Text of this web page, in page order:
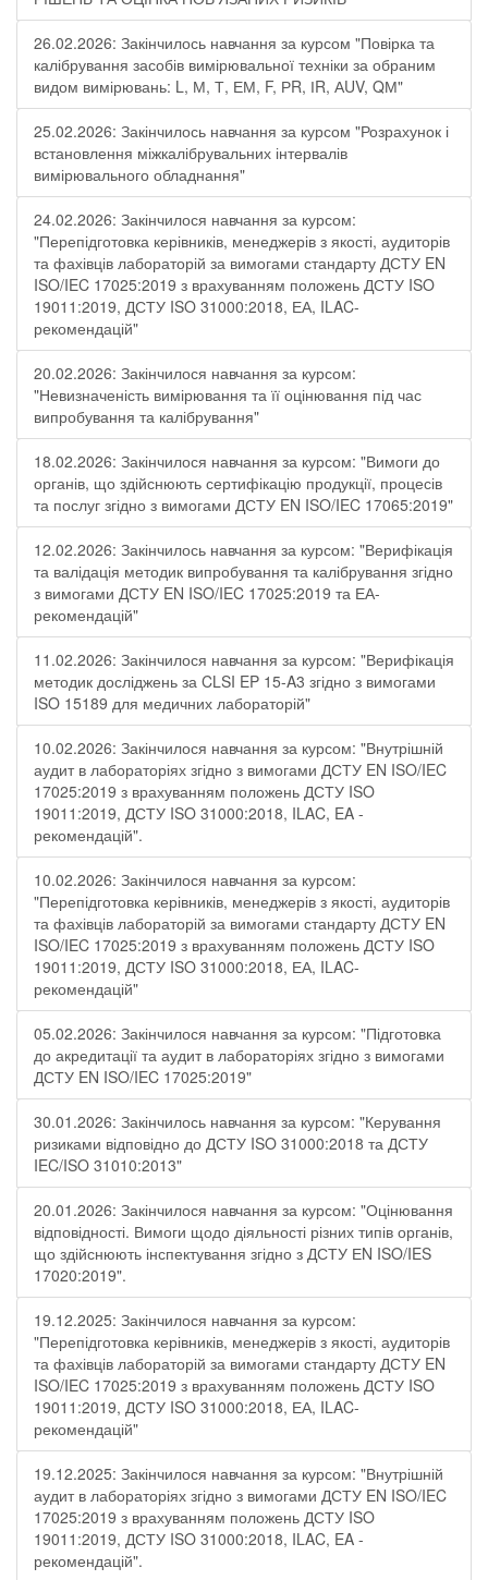
26.02.2026: Закінчилось навчання за курсом "Повірка та
калібрування засобів вимірювальної техніки за обраним
видом вимірювань: L, М, Т, ЕМ, F, РR, ІR, АUV, QМ"
25.02.2026: Закінчилось навчання за курсом "Розрахунок і
встановлення міжкалібрувальних інтервалів
вимірювального обладнання"
24.02.2026: Закінчилося навчання за курсом:
"Перепідготовка керівників, менеджерів з якості, аудиторів
та фахівців лабораторій за вимогами стандарту ДСТУ EN
ISO/IEC 17025:2019 з врахуванням положень ДСТУ ISO
19011:2019, ДСТУ ISO 31000:2018, ЕА, ILAC-
рекомендацій"
20.02.2026: Закінчилося навчання за курсом:
"Невизначеність вимірювання та її оцінювання під час
випробування та калібрування"
18.02.2026: Закінчилося навчання за курсом: "Вимоги до
органів, що здійснюють сертифікацію продукції, процесів
та послуг згідно з вимогами ДСТУ EN ISO/IEC 17065:2019"
12.02.2026: Закінчилось навчання за курсом: "Верифікація
та валідація методик випробування та калібрування згідно
з вимогами ДСТУ EN ISO/IEC 17025:2019 та ЕА-
рекомендацій"
11.02.2026: Закінчилося навчання за курсом: "Верифікація
методик досліджень за CLSI EP 15-A3 згідно з вимогами
ISO 15189 для медичних лабораторій"
10.02.2026: Закінчилося навчання за курсом: "Внутрішній
аудит в лабораторіях згідно з вимогами ДСТУ EN ISO/IEC
17025:2019 з врахуванням положень ДСТУ ISO
19011:2019, ДСТУ ISO 31000:2018, ILAC, EA -
рекомендацій".
10.02.2026: Закінчилося навчання за курсом:
"Перепідготовка керівників, менеджерів з якості, аудиторів
та фахівців лабораторій за вимогами стандарту ДСТУ EN
ISO/IEC 17025:2019 з врахуванням положень ДСТУ ISO
19011:2019, ДСТУ ISO 31000:2018, ЕА, ILAC-
рекомендацій"
05.02.2026: Закінчилося навчання за курсом: "Підготовка
до акредитації та аудит в лабораторіях згідно з вимогами
ДСТУ EN ISO/IEC 17025:2019"
30.01.2026: Закінчилось навчання за курсом: "Керування
ризиками відповідно до ДСТУ ISO 31000:2018 та ДСТУ
IEC/ISO 31010:2013"
20.01.2026: Закінчилося навчання за курсом: "Оцінювання
відповідності. Вимоги щодо діяльності різних типів органів,
що здійснюють інспектування згідно з ДСТУ ЕN ISO/IES
17020:2019".
19.12.2025: Закінчилося навчання за курсом:
"Перепідготовка керівників, менеджерів з якості, аудиторів
та фахівців лабораторій за вимогами стандарту ДСТУ EN
ISO/IEC 17025:2019 з врахуванням положень ДСТУ ISO
19011:2019, ДСТУ ISO 31000:2018, ЕА, ILAC-
рекомендацій"
19.12.2025: Закінчилося навчання за курсом: "Внутрішній
аудит в лабораторіях згідно з вимогами ДСТУ EN ISO/IEC
17025:2019 з врахуванням положень ДСТУ ISO
19011:2019, ДСТУ ISO 31000:2018, ILAC, EA -
рекомендацій".